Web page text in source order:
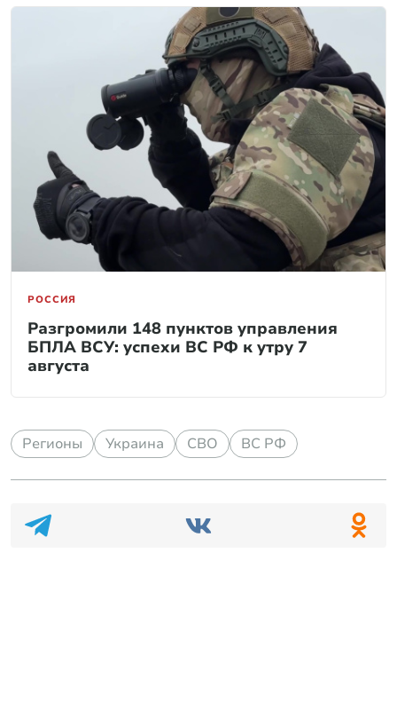
РОССИЯ
Разгромили 148 пунктов управления
БПЛА ВСУ: успехи ВС РФ к утру 7
августа
Регионы Украина СВО ВС РФ